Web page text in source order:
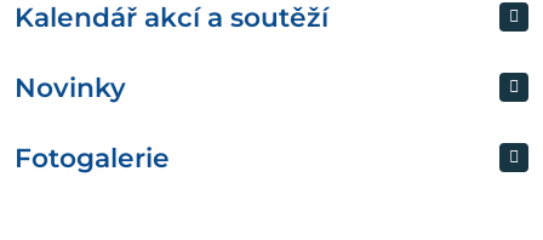
Kalendář akcí a soutěží
Novinky
Fotogalerie